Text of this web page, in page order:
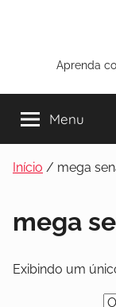
Aprenda
Menu
Início / mega
mega
Exibindo um